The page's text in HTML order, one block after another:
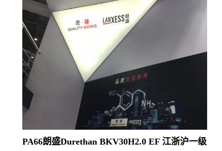
PA66朗盛Durethan BKV30H2.0 EF 江浙沪一级